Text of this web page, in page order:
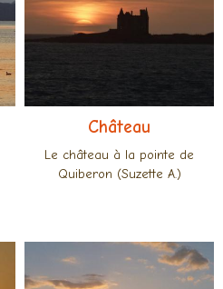
Château
Le château à la pointe de
Quiberon (Suzette A.)